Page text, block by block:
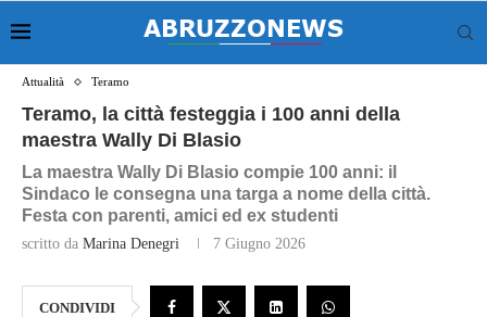
Attualità Teramo
Teramo, la città festeggia i 100 anni della
maestra Wally Di Blasio
La maestra Wally Di Blasio compie 100 anni: il
Sindaco le consegna una targa a nome della città.
Festa con parenti, amici ed ex studenti
scritto da Marina Denegri 7 Giugno 2026
CONDIVIDI